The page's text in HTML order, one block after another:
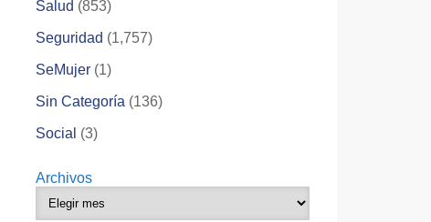
Salud (853)
Seguridad (1,757)
SeMujer (1)
Sin Categoría (136)
Social (3)
Archivos